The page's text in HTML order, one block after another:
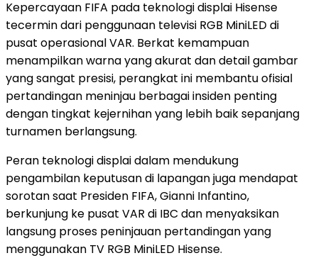
Kepercayaan FIFA pada teknologi displai Hisense
tecermin dari penggunaan televisi RGB MiniLED di
pusat operasional VAR. Berkat kemampuan
menampilkan warna yang akurat dan detail gambar
yang sangat presisi, perangkat ini membantu ofisial
pertandingan meninjau berbagai insiden penting
dengan tingkat kejernihan yang lebih baik sepanjang
turnamen berlangsung.
Peran teknologi displai dalam mendukung
pengambilan keputusan di lapangan juga mendapat
sorotan saat Presiden FIFA, Gianni Infantino,
berkunjung ke pusat VAR di IBC dan menyaksikan
langsung proses peninjauan pertandingan yang
menggunakan TV RGB MiniLED Hisense.